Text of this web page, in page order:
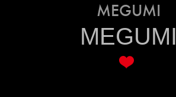
MEGUMI
MEGUMI